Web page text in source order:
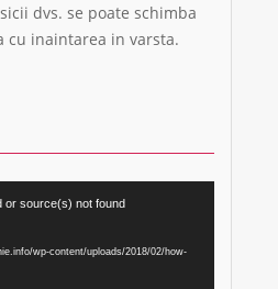
dvs. se poate schimba
cu inaintarea in varsta.
or source(s) not found
wp-content/uploads/2018/02/how-